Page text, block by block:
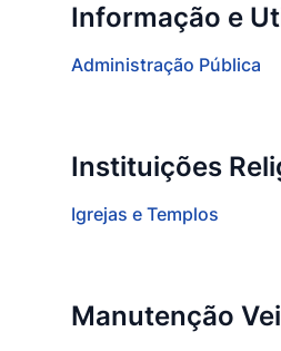
Informação e
Administração Pública
Instituições
Igrejas e Templos
Manutenção